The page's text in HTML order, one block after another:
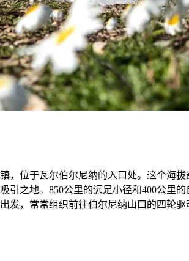
，位于瓦尔伯尔尼纳的入口处。这个海
引之地。850公里的远足小径和400公里
发，常常组织前往伯尔尼纳山口的四轮